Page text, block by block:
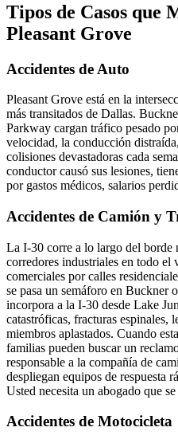
Tipos de Casos que
Pleasant Grove
Accidentes de Auto
Pleasant Grove está en la
más transitados de Dallas.
Parkway cargan tráfico pesado
velocidad, la conducción
colisiones devastadoras cada
conductor causó sus lesiones,
por gastos médicos, salarios
Accidentes de Camión y
La I-30 corre a lo largo del borde
corredores industriales en todo el
comerciales por calles
se pasa un semáforo en Buckner
incorpora a la I-30 desde Lake
catastróficas, fracturas espinales,
miembros aplastados. Cuando
familias pueden buscar un
responsable a la compañía de
despliegan equipos de respuesta
Usted necesita un abogado que
Accidentes de Motocicleta